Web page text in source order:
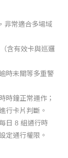
非常適合多場域
含有效卡與巡邏
時未關等多重警
時鐘正常運作；
行卡片判斷。
日 8 組通行時
定通行權限。